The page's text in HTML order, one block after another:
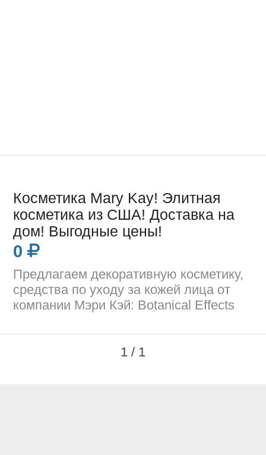
Косметика Mary Kay! Элитная
косметика из США! Доставка на
дом! Выгодные цены!
0
Предлагаем декоративную косметику,
средства по уходу за кожей лица от
компании Мэри Кэй: Botanical Effects
1 / 1